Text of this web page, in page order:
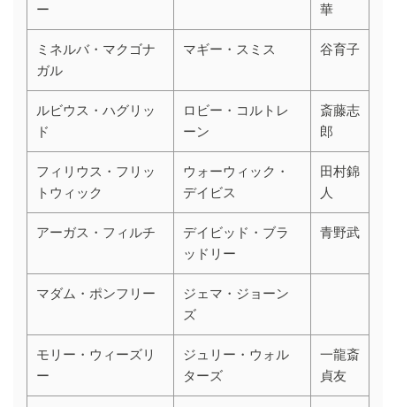
ー
華
ミネルバ・マクゴナ
ガル
マギー・スミス 谷育子
ルビウス・ハグリッ
ド
ロビー・コルトレ
ーン
斎藤志
郎
フィリウス・フリッ
トウィック
ウォーウィック・
デイビス
田村錦
人
アーガス・フィルチ
デイビッド・ブラ
ッドリー
青野武
マダム・ポンフリー
ジェマ・ジョーン
ズ
モリー・ウィーズリ
ー
ジュリー・ウォル
ターズ
一龍斎
貞友